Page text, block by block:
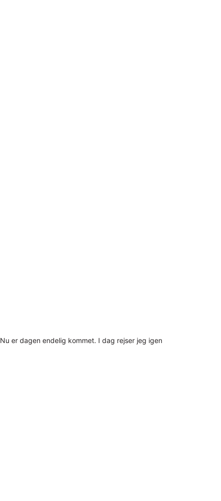
Nu er dagen endelig kommet. I dag rejser jeg igen